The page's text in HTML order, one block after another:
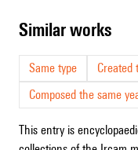
similar works
Same type
Created
Composed the same
This entry is